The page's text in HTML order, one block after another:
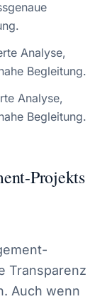
Analyse,
Begleitung.
Analyse,
Begleitung.
Projekts
Transparenz
Auch wenn